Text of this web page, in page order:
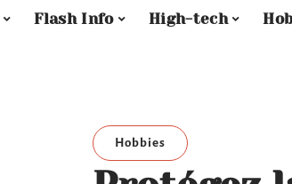
Flash Info High-tech
Hobbies